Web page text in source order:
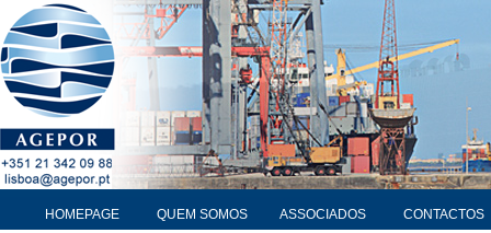
HOMEPAGE QUEM SOMOS ASSOCIADOS CONTACTOS